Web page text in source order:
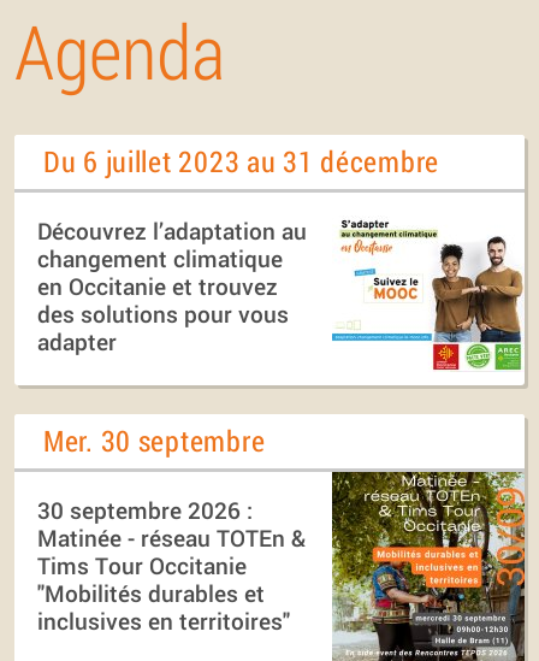
Agenda
Du 6 juillet 2023 au 31 décembre
Découvrez l’adaptation au
changement climatique
en Occitanie et trouvez
des solutions pour vous
adapter
Mer. 30 septembre
30 septembre 2026 :
Matinée - réseau TOTEn &
Tims Tour Occitanie
"Mobilités durables et
inclusives en territoires"